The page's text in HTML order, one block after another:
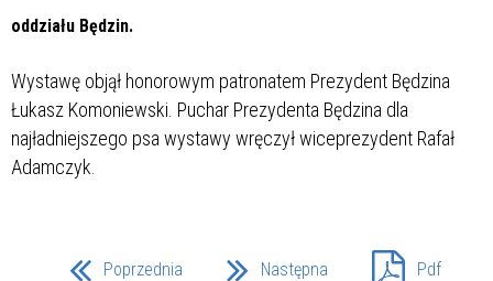
oddziału Będzin.
Wystawę objął honorowym patronatem Prezydent Będzina
Łukasz Komoniewski. Puchar Prezydenta Będzina dla
najładniejszego psa wystawy wręczył wiceprezydent Rafał
Adamczyk.
Poprzednia Następna Pdf